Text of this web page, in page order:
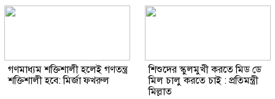
গণমাধ্যম শক্তিশালী হলেই গণতন্ত্র
শক্তিশালী হবে: মির্জা ফখরুল
শিশুদের স্কুলমুখী করতে মিড ডে
মিল চালু করতে চাই : প্রতিমন্ত্রী
মিল্লাত